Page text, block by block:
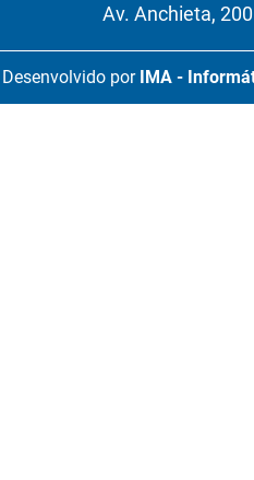
Av. Anchieta,
Desenvolvido por IMA -